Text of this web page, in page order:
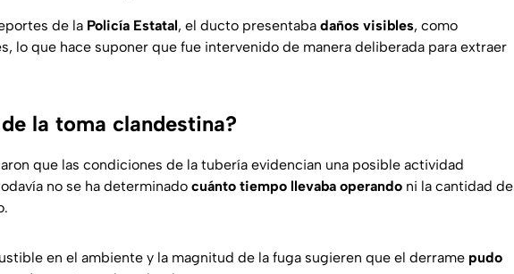
de la Policía Estatal, el ducto presentaba daños visibles, como
lo que hace suponer que fue intervenido de manera deliberada para extraer
la toma clandestina?
que las condiciones de la tubería evidencian una posible actividad
no se ha determinado cuánto tiempo llevaba operando ni la cantidad de
en el ambiente y la magnitud de la fuga sugieren que el derrame pudo